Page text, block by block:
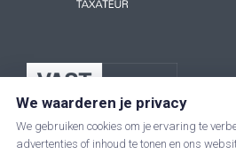
We waarderen je privacy
We gebruiken cookies om je ervaring te
advertenties of inhoud te tonen en ons